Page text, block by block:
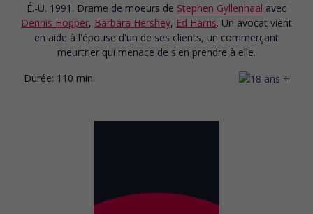
É.-U. 1991. Drame de moeurs de Stephen Gyllenhaal avec
Dennis Hopper, Barbara Hershey, Ed Harris. Un avocat vient
en aide à l'épouse d'un de ses clients, un commerçant
meurtrier qui menace de s'en prendre à elle.
Durée: 110 min.